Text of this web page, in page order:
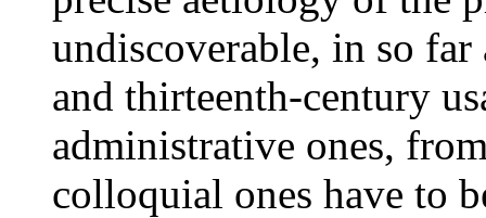
undiscoverable, in so
and thirteenth-century
administrative ones,
colloquial ones have to